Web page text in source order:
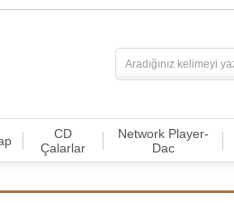
CD
Çalarlar
Network Player-
Dac